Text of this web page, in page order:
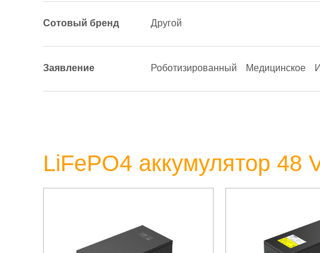
Сотовый бренд Другой
Заявление Роботизированный Медицинское
LiFePO4 аккумулятор 48